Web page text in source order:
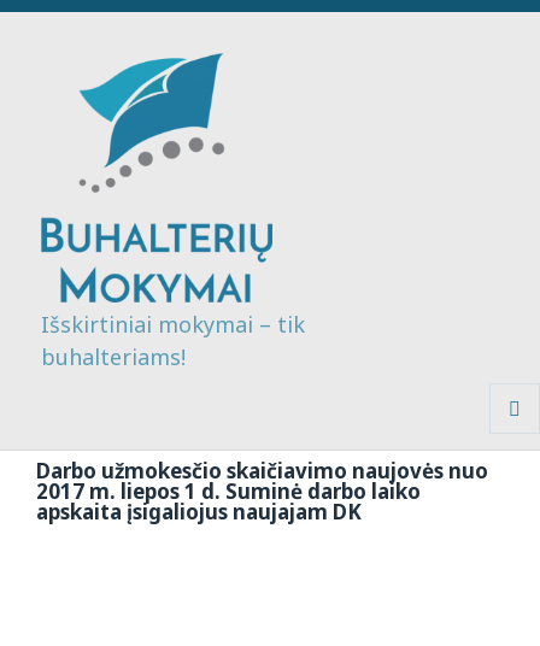
Išskirtiniai mokymai – tik
buhalteriams!
Darbo užmokesčio skaičiavimo naujovės nuo
2017 m. liepos 1 d. Suminė darbo laiko
apskaita įsigaliojus naujajam DK